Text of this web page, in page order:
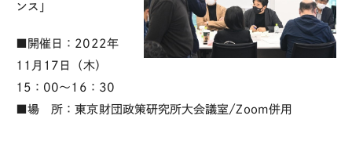
ンス」
■開催日： 2022年
11 月 17 日（木）
15 ： 00～ 16 ： 30
■場 所：東京財団政策研究所大会議室 /Zoom併用